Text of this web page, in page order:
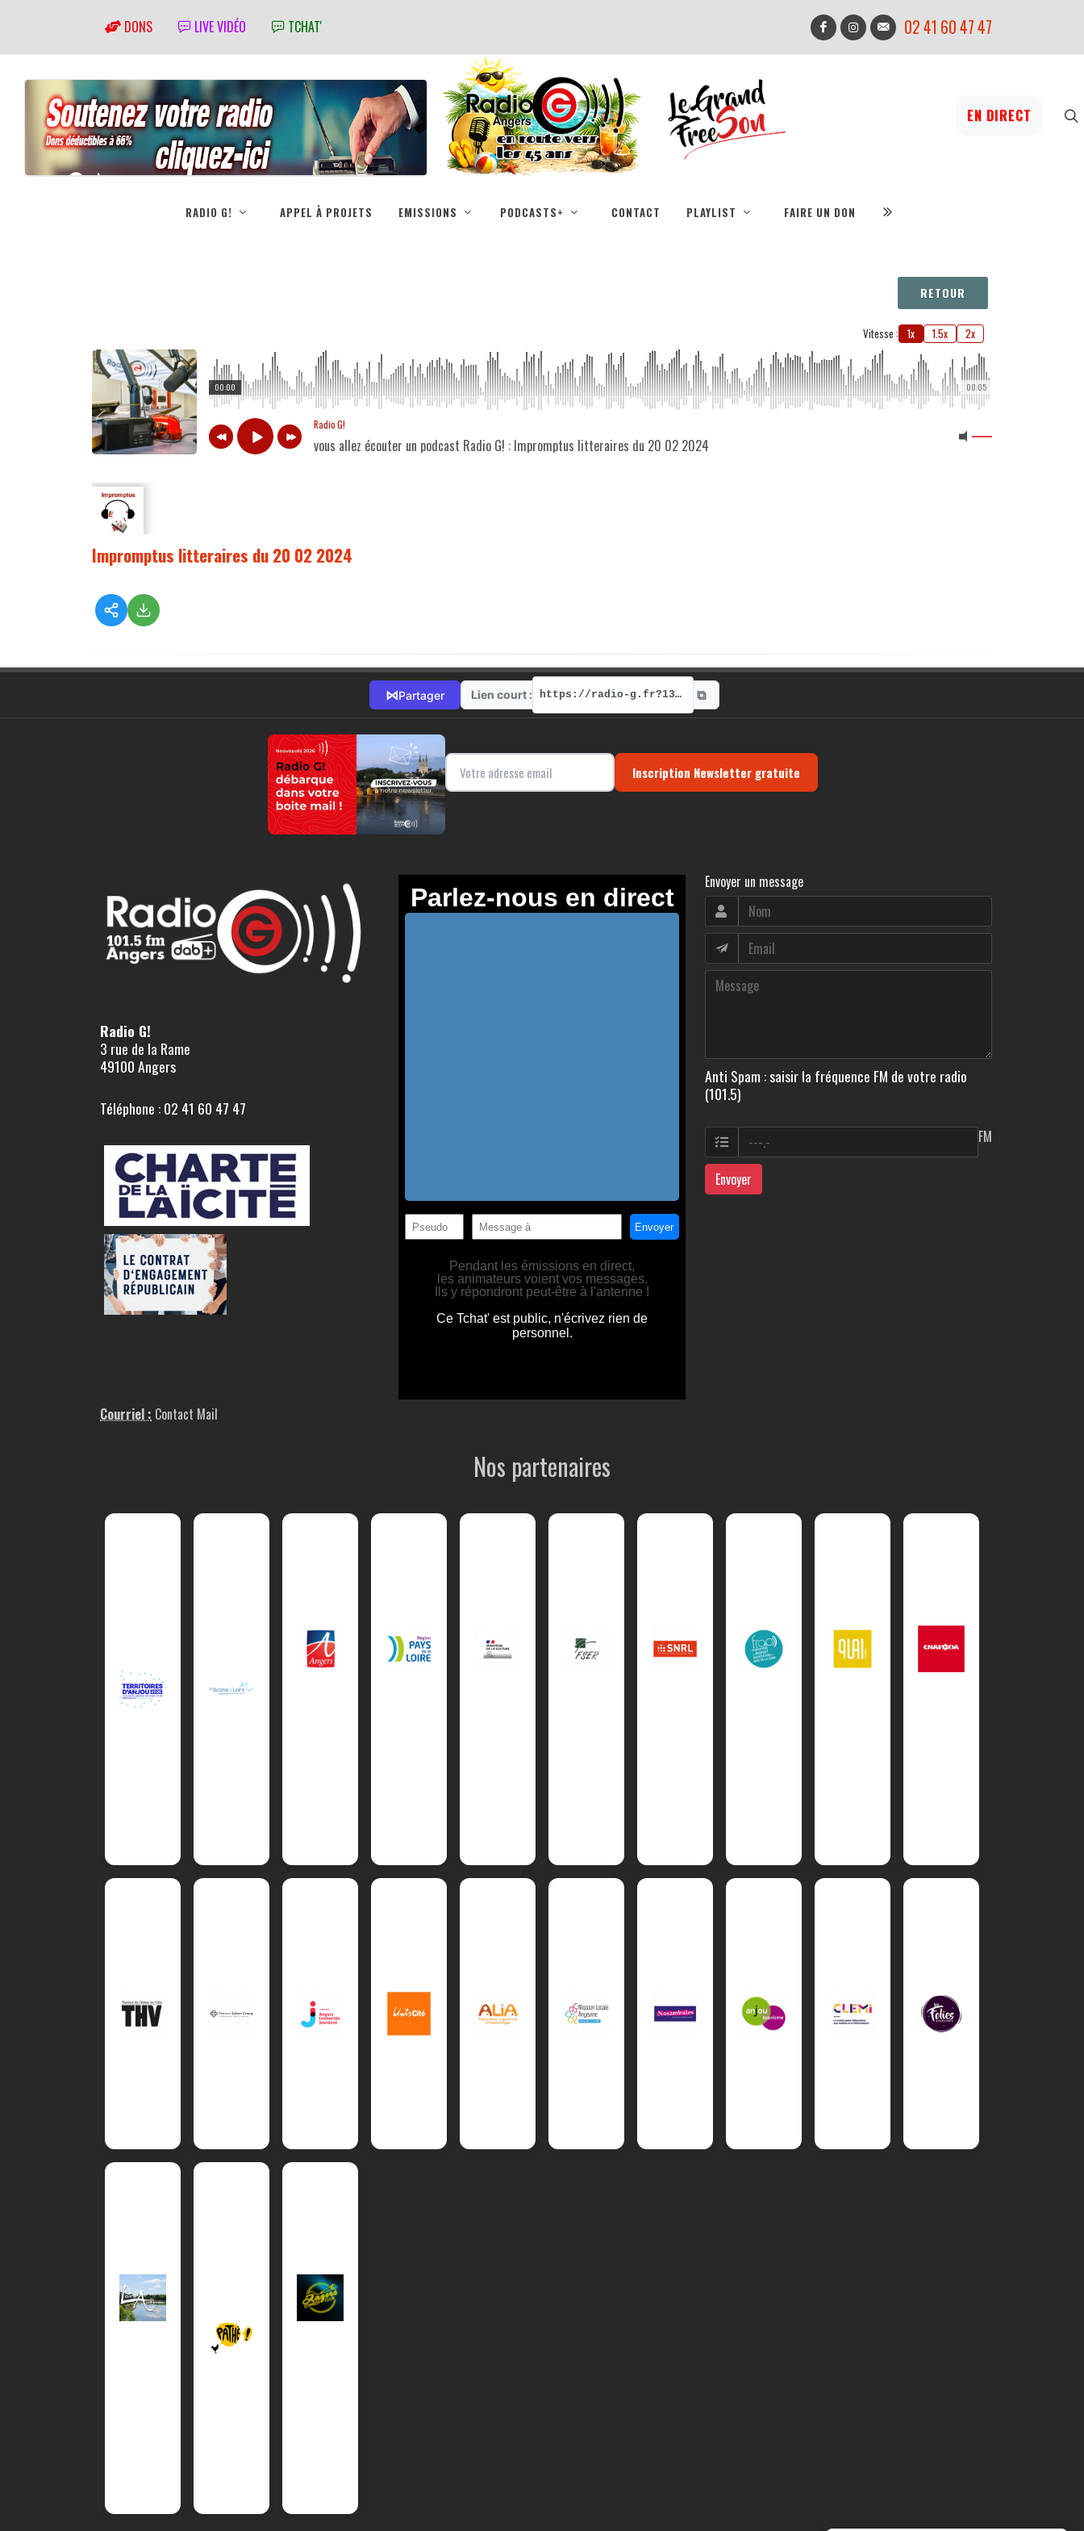
DONS LIVE VIDÉO TCHAT' 02 41 60 47 47
EN DIRECT
RADIO G! APPEL À PROJETS EMISSIONS PODCASTS+ CONTACT PLAYLIST FAIRE UN DON
RETOUR
Vitesse : 1x 1.5x 2x
00:05
00:00
Radio G!
vous allez écouter un podcast Radio G! : Impromptus litteraires du 20 02 2024
Impromptus litteraires du 20 02 2024
⋈Partager Lien court : https://radio-g.fr?13896 ⧉
Inscription Newsletter gratuite
Radio G!
3 rue de la Rame
49100 Angers
Téléphone : 02 41 60 47 47
Courriel : Contact Mail
Envoyer un message
Anti Spam : saisir la fréquence FM de votre radio
(101.5)
FM
Envoyer
Nos partenaires